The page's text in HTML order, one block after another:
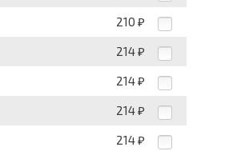
210 ₽
214 ₽
214 ₽
214 ₽
214 ₽